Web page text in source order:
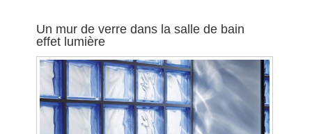
Un mur de verre dans la salle de bain
effet lumière